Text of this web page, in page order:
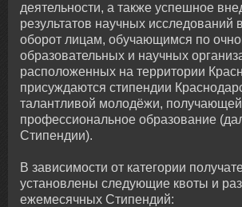
деятельности, а также успешное
результатов научных исследований
оборот лицам, обучающимся по
образовательных и научных
расположенных на территории
присуждаются стипендии
талантливой молодёжи, получающей
профессиональное образование
Стипендии).
В зависимости от категории
установлены следующие квоты и
ежемесячных Стипендий: